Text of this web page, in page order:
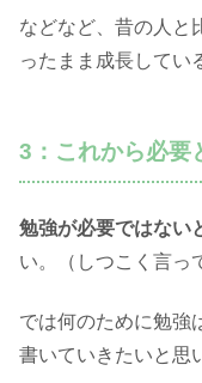
などなど、昔の人と
ったまま成長してい
3：これから必要
勉強が必要ではない
い。（しつこく言っ
では何のために勉強
書いていきたいと思